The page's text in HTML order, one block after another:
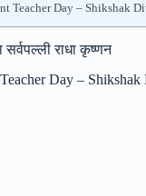
Teacher Day – Shikshak
राधा कृष्णन
Day – Shikshak